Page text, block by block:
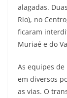
alagadas.
Rio), no
ficaram
Muriaé e do
As equipes
em diversos
as vias. O